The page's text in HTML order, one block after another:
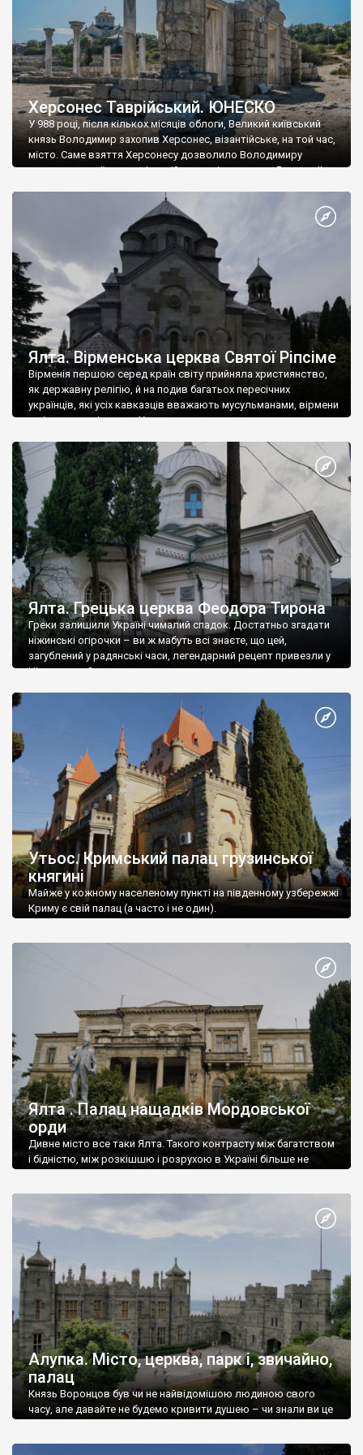
Херсонес Таврійський. ЮНЕСКО
У 988 році, після кількох місяців облоги, Великий київський
князь Володимир захопив Херсонес, візантійське, на той час,
місто. Саме взяття Херсонесу дозволило Володимиру
диктувати свої умови візантійському імператору Василю ІІ, та
Херсонесі Володимир-язичник, став Василем-християнином.
А потім було Хрещення Русі. На честь Херсонесу Таврійського
Ялта. Вірменська церква Святої Ріпсіме
Вірменія першою серед країн світу прийняла християнство,
як державну релігію, й на подив багатьох пересічних
українців, які усіх кавказців вважають мусульманами, вірмени
є відданими вірянами Христа
Ялта. Грецька церква Феодора Тирона
Греки залишили Україні чималий спадок. Достатньо згадати
ніжинські огірочки – ви ж мабуть всі знаєте, що цей,
загублений у радянські часи, легендарний рецепт привезли у
Ніжин греки?
Утьос. Кримський палац грузинської
княгині
Майже у кожному населеному пункті на південному узбережжі
Криму є свій палац (а часто і не один).
Ялта . Палац нащадків Мордовської
орди
Дивне місто все таки Ялта. Такого контрасту між багатством
і бідністю, між розкішшю і розрухою в Україні більше не
Алупка. Місто, церква, парк і, звичайно,
палац
Князь Воронцов був чи не найвідомішою людиною свого
часу, але давайте не будемо кривити душею – чи знали ви це